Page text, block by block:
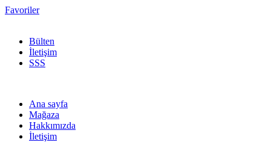
Favoriler
Bülten
İletişim
SSS
Ana sayfa
Mağaza
Hakkımızda
İletişim